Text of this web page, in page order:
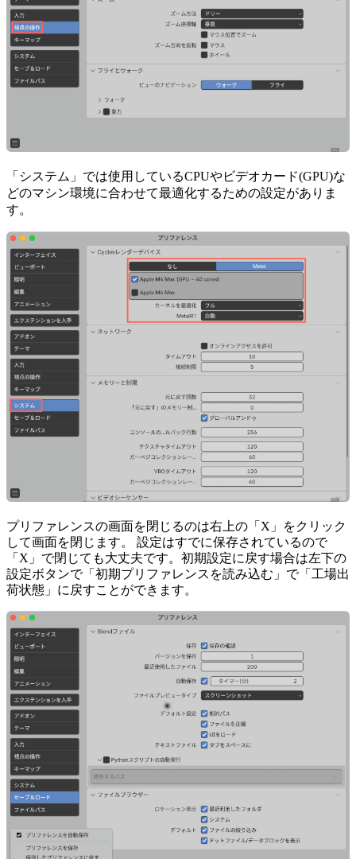
「システム」では使用しているCPUやビデオカード(GPU)な
どのマシン環境に合わせて最適化するための設定がありま
す。
プリファレンスの画面を閉じるのは右上の「X」をクリック
して画面を閉じます。 設定はすでに保存されているので
「X」で閉じても大丈夫です。初期設定に戻す場合は左下の
設定ボタンで「初期プリファレンスを読み込む」で「工場出
荷状態」に戻すことができます。